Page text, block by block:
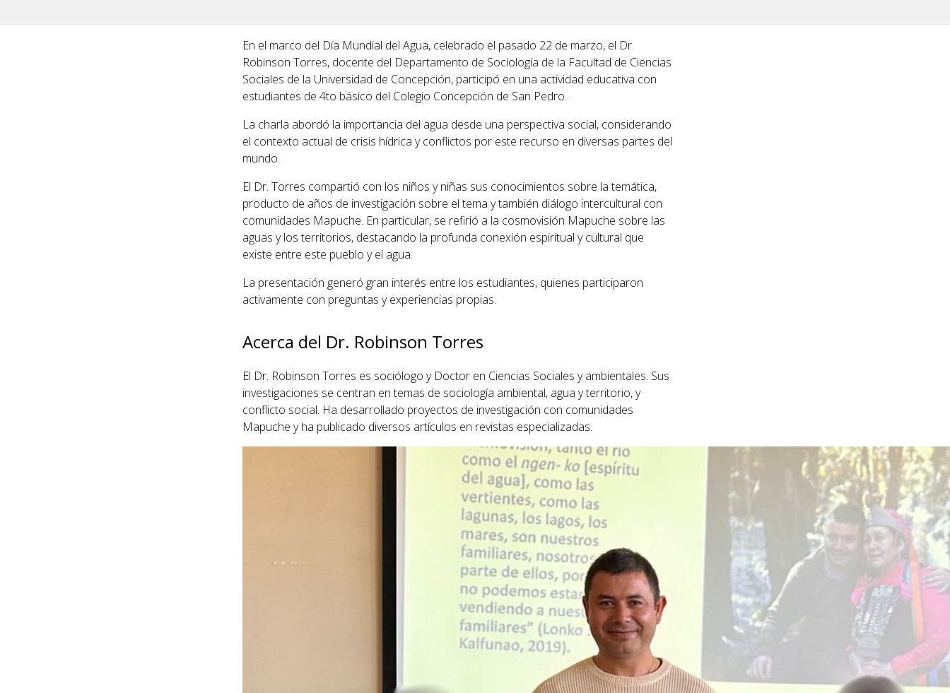
En el marco del Día Mundial del Agua, celebrado el pasado 22 de marzo, el Dr.
Robinson Torres, docente del Departamento de Sociología de la Facultad de Ciencias
Sociales de la Universidad de Concepción, participó en una actividad educativa con
estudiantes de 4to básico del Colegio Concepción de San Pedro.
La charla abordó la importancia del agua desde una perspectiva social, considerando
el contexto actual de crisis hídrica y conflictos por este recurso en diversas partes del
mundo.
El Dr. Torres compartió con los niños y niñas sus conocimientos sobre la temática,
producto de años de investigación sobre el tema y también diálogo intercultural con
comunidades Mapuche. En particular, se refirió a la cosmovisión Mapuche sobre las
aguas y los territorios, destacando la profunda conexión espiritual y cultural que
existe entre este pueblo y el agua.
La presentación generó gran interés entre los estudiantes, quienes participaron
activamente con preguntas y experiencias propias.
Acerca del Dr. Robinson Torres
El Dr. Robinson Torres es sociólogo y Doctor en Ciencias Sociales y ambientales. Sus
investigaciones se centran en temas de sociología ambiental, agua y territorio, y
conflicto social. Ha desarrollado proyectos de investigación con comunidades
Mapuche y ha publicado diversos artículos en revistas especializadas.